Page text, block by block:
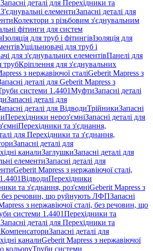
Запасні деталі для Перехідники та
З'єднувальні елементиЗапасні деталі для
Колектори з різьбовим з'єднувальним
фітинги для систем
Ізоляція для труб і фітингівІзоляція для
Ущільнювачі для труб і
для з'єднувальних елементівПанелі для
трубКріплення для з'єднувальних
з нержавіючої сталіGeberit Mapress з
деталі для Geberit Mapress з
системи 1.4401МуфтиЗапасні деталі
Запасні деталі для
деталі для ВідводиТрійникиЗапасні
Перехідники нероз'ємніЗапасні деталі для
Перехідники та з'єднання,
для Перехідники та з'єднання,
Запасні деталі для
каналиЗаглушкиЗапасні деталі для
елементиЗапасні деталі для
Geberit Mapress з нержавіючої сталі,
ВідводиПерехідники
та з'єднання, роз'ємніGeberit Mapress з
без речовин, що руйнують ЛФПЗапасні
з нержавіючої сталі, без речовин, що
системи 1.4401Перехідники та
Запасні деталі для Перехідники та
КомпенсаториЗапасні деталі для
каналиGeberit Mapress з нержавіючої
кольоруТруби системи